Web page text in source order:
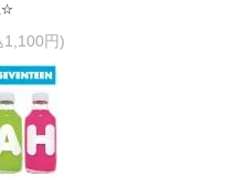
☆
1,100円)